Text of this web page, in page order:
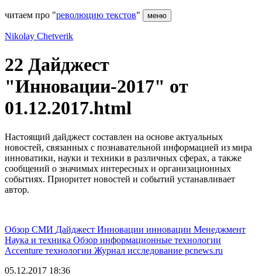
читаем про "революцию текстов" меню
Nikolay Chetverik
22 Дайджест
"Инновации-2017" от
01.12.2017.html
Настоящий дайджест составлен на основе актуальных
новостей, связанных с познавательной информацией из мира
инноватики, науки и техники в различных сферах, а также
сообщений о значимых интересных и организационных
событиях. Приоритет новостей и событий устанавливает
автор.
Обзор СМИ Дайджест Инновации инновации Менеджмент
Наука и техника Обзор информационные технологии
Accenture технологии Журнал исследование pcnews.ru
05.12.2017 18:36